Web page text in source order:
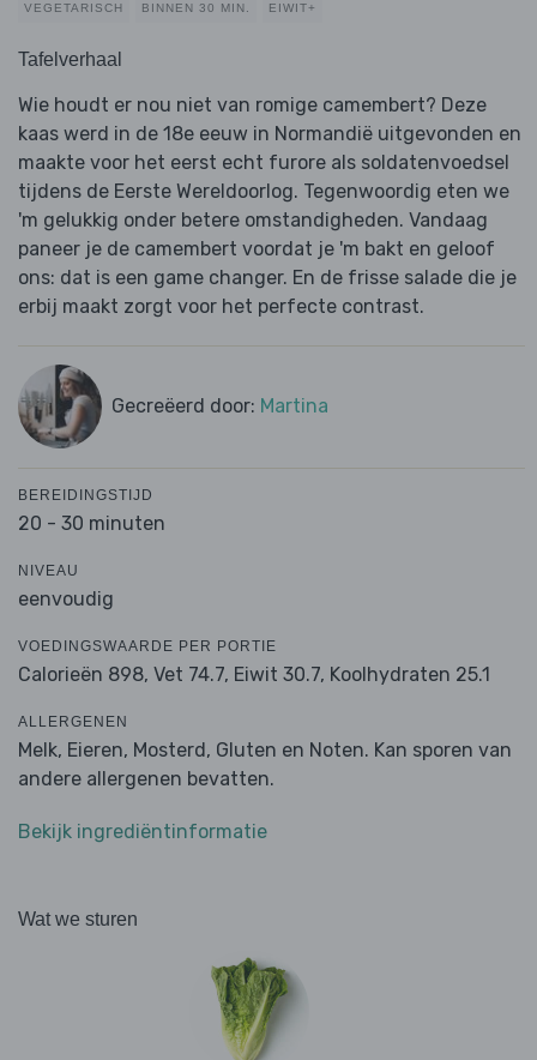
VEGETARISCH BINNEN 30 MIN. EIWIT+
Tafelverhaal
Wie houdt er nou niet van romige camembert? Deze
kaas werd in de 18e eeuw ​in Normandië uitgevonden en
maakte voor het eerst echt furore als soldatenvoedsel
tijdens de Eerste Wereldoorlog. Tegenwoordig eten we
'm gelukkig onder betere omstandigheden. Vandaag
paneer je de camembert voordat je 'm bakt en geloof
ons: dat is een game changer. En de frisse salade die je
erbij maakt zorgt voor het perfecte contrast.
Gecreëerd door: Martina
BEREIDINGSTIJD
20 - 30 minuten
NIVEAU
eenvoudig
VOEDINGSWAARDE PER PORTIE
Calorieën 898, Vet 74.7, Eiwit 30.7, Koolhydraten 25.1
ALLERGENEN
Melk, Eieren, Mosterd, Gluten en Noten. Kan sporen van
andere allergenen bevatten.
Bekijk ingrediëntinformatie
Wat we sturen